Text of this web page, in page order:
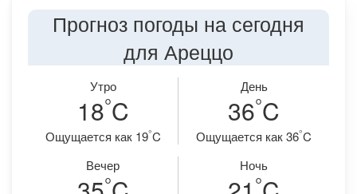
Прогноз погоды на сегодня
для Ареццо
Утро
18°C
Ощущается как 19°C
День
36°C
Ощущается как 36°C
Вечер
°
Ночь
°